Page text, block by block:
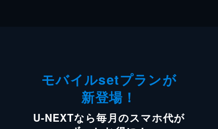
モバイルsetプランが
新登場！
U-NEXTなら毎月のスマホ代が